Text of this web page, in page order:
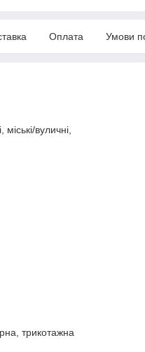
Оплата Умови
вуличні,
трикотажна